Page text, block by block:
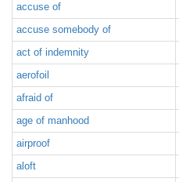
accuse of
accuse somebody of
act of indemnity
aerofoil
afraid of
age of manhood
airproof
aloft